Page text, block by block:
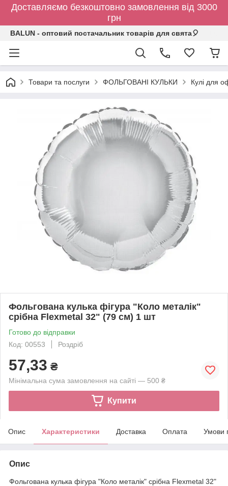
Доставляємо безкоштовно замовлення від 3000
грн
BALUN - оптовий постачальник товарів для свята🎈
Товари та послуги ФОЛЬГОВАНІ КУЛЬКИ Кулі для
Фольгована кулька фігура "Коло металік"
срібна Flexmetal 32" (79 см) 1 шт
Готово до відправки
Код: 00553
Роздріб
57,33 ₴
Мінімальна сума замовлення на сайті — 500 ₴
Купити
Опис Характеристики Доставка Оплата Умови
Опис
Фольгована кулька фігура "Коло металік" срібна Flexmetal 32"